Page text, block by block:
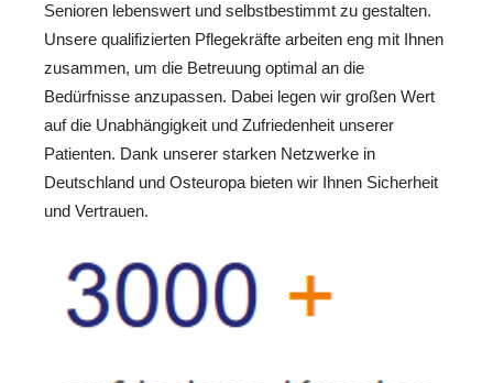
Senioren lebenswert und selbstbestimmt zu gestalten.
Unsere qualifizierten Pflegekräfte arbeiten eng mit Ihnen
zusammen, um die Betreuung optimal an die
Bedürfnisse anzupassen. Dabei legen wir großen Wert
auf die Unabhängigkeit und Zufriedenheit unserer
Patienten. Dank unserer starken Netzwerke in
Deutschland und Osteuropa bieten wir Ihnen Sicherheit
und Vertrauen.